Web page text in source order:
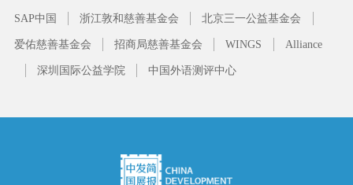
SAP中国 浙江敦和慈善基金会 北京三一公益基金会
爱佑慈善基金会 招商局慈善基金会 WINGS Alliance
深圳国际公益学院 中国外语测评中心